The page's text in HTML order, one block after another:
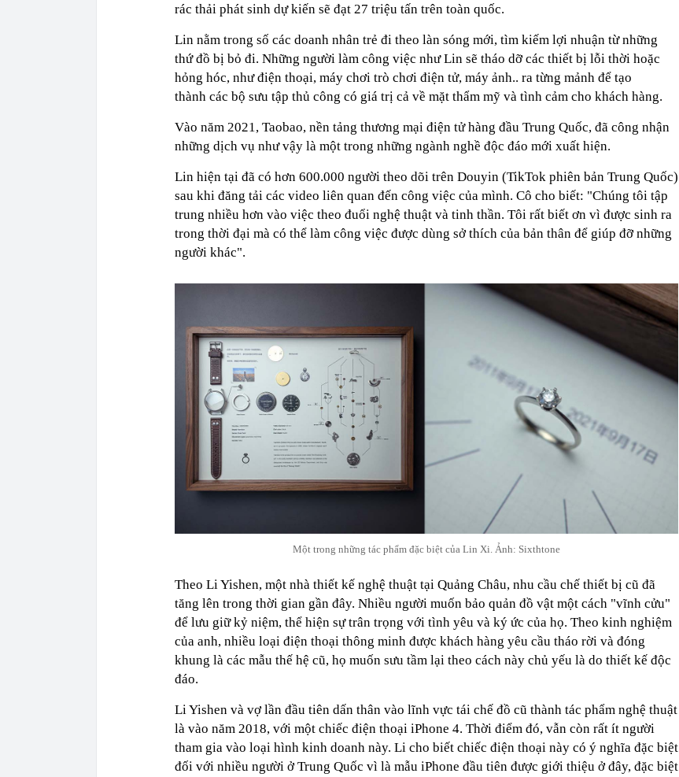
rác thải phát sinh dự kiến sẽ đạt 27 triệu tấn trên toàn quốc.
Lin nằm trong số các doanh nhân trẻ đi theo làn sóng mới, tìm kiếm lợi nhuận từ những
thứ đồ bị bỏ đi. Những người làm công việc như Lin sẽ tháo dỡ các thiết bị lỗi thời hoặc
hỏng hóc, như điện thoại, máy chơi trò chơi điện tử, máy ảnh.. ra từng mảnh để tạo
thành các bộ sưu tập thủ công có giá trị cả về mặt thẩm mỹ và tình cảm cho khách hàng.
Vào năm 2021, Taobao, nền tảng thương mại điện tử hàng đầu Trung Quốc, đã công nhận
những dịch vụ như vậy là một trong những ngành nghề độc đáo mới xuất hiện.
Lin hiện tại đã có hơn 600.000 người theo dõi trên Douyin (TikTok phiên bản Trung Quốc)
sau khi đăng tải các video liên quan đến công việc của mình. Cô cho biết: "Chúng tôi tập
trung nhiều hơn vào việc theo đuổi nghệ thuật và tinh thần. Tôi rất biết ơn vì được sinh ra
trong thời đại mà có thể làm công việc được dùng sở thích của bản thân để giúp đỡ những
người khác".
Một trong những tác phẩm đặc biệt của Lin Xi. Ảnh: Sixthtone
Theo Li Yishen, một nhà thiết kế nghệ thuật tại Quảng Châu, nhu cầu chế thiết bị cũ đã
tăng lên trong thời gian gần đây. Nhiều người muốn bảo quản đồ vật một cách "vĩnh cửu"
để lưu giữ kỷ niệm, thể hiện sự trân trọng với tình yêu và ký ức của họ. Theo kinh nghiệm
của anh, nhiều loại điện thoại thông minh được khách hàng yêu cầu tháo rời và đóng
khung là các mẫu thế hệ cũ, họ muốn sưu tầm lại theo cách này chủ yếu là do thiết kế độc
đáo.
Li Yishen và vợ lần đầu tiên dấn thân vào lĩnh vực tái chế đồ cũ thành tác phẩm nghệ thuật
là vào năm 2018, với một chiếc điện thoại iPhone 4. Thời điểm đó, vẫn còn rất ít người
tham gia vào loại hình kinh doanh này. Li cho biết chiếc điện thoại này có ý nghĩa đặc biệt
đối với nhiều người ở Trung Quốc vì là mẫu iPhone đầu tiên được giới thiệu ở đây, đặc biệt